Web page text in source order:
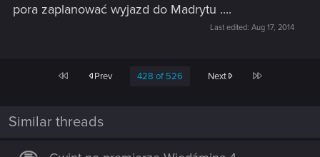
pora zaplanować wyjazd do Madrytu ....
Last edited: Aug 17, 2014
First Prev 428 of 526 Next Last
Similar threads